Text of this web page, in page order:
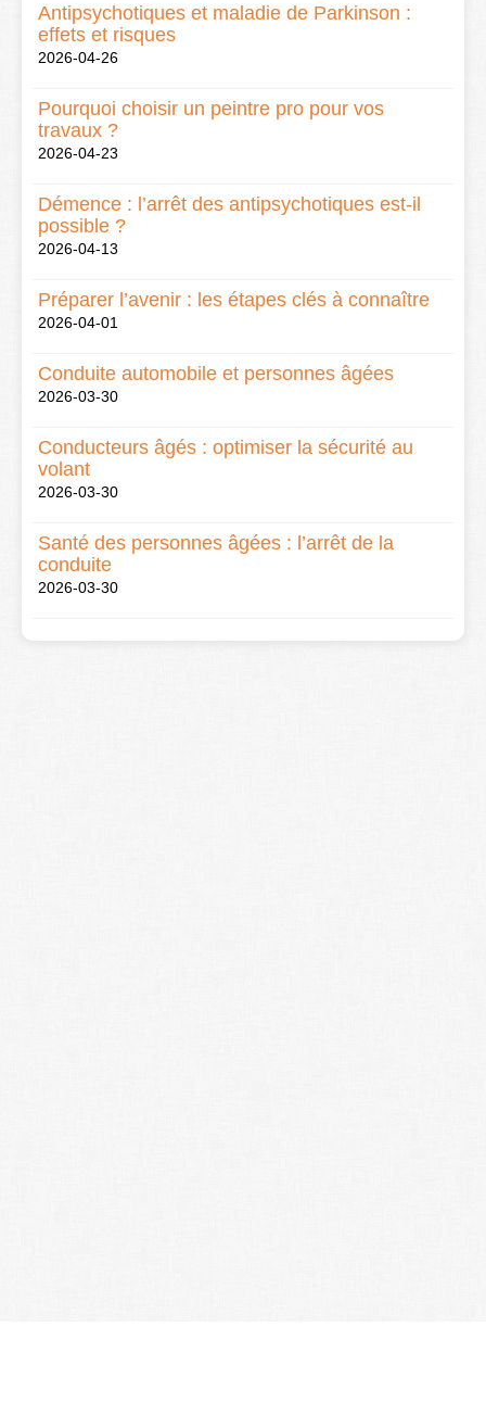
Antipsychotiques et maladie de Parkinson :
effets et risques
2026-04-26
Pourquoi choisir un peintre pro pour vos
travaux ?
2026-04-23
Démence : l’arrêt des antipsychotiques est-il
possible ?
2026-04-13
Préparer l’avenir : les étapes clés à connaître
2026-04-01
Conduite automobile et personnes âgées
2026-03-30
Conducteurs âgés : optimiser la sécurité au
volant
2026-03-30
Santé des personnes âgées : l’arrêt de la
conduite
2026-03-30